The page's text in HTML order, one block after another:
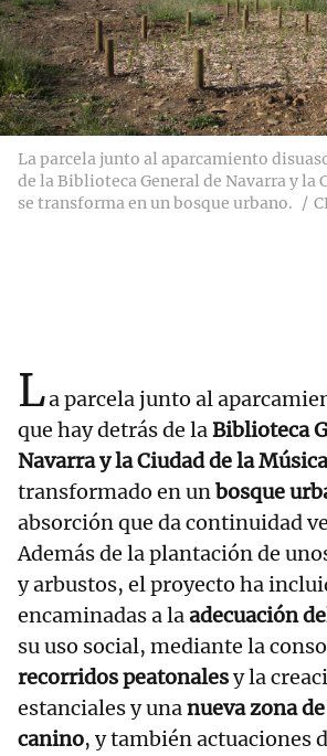
La parcela junto al aparcamiento
de la Biblioteca General de Navarra y la
se transforma en un bosque urbano.
La parcela junto al
que hay detrás de laBiblioteca
Navarra y la Ciudad de la Música
transformado en unbosque
absorción que da continuidad
Además de la plantación de
y arbustos, el proyecto ha
encaminadas a laadecuación
su uso social, mediante la
recorridos peatonalesy la
estanciales y unanueva zona
canino, y también actuaciones